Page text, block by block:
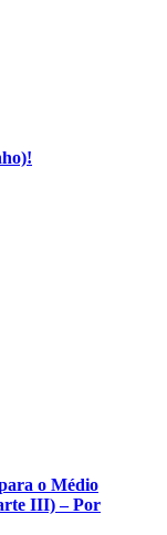
o Médio
III) – Por